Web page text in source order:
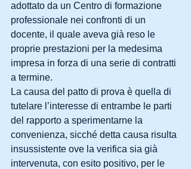
adottato da un Centro di formazione
professionale nei confronti di un
docente, il quale aveva già reso le
proprie prestazioni per la medesima
impresa in forza di una serie di contratti
a termine.
La causa del patto di prova è quella di
tutelare l’interesse di entrambe le parti
del rapporto a sperimentarne la
convenienza, sicché detta causa risulta
insussistente ove la verifica sia già
intervenuta, con esito positivo, per le